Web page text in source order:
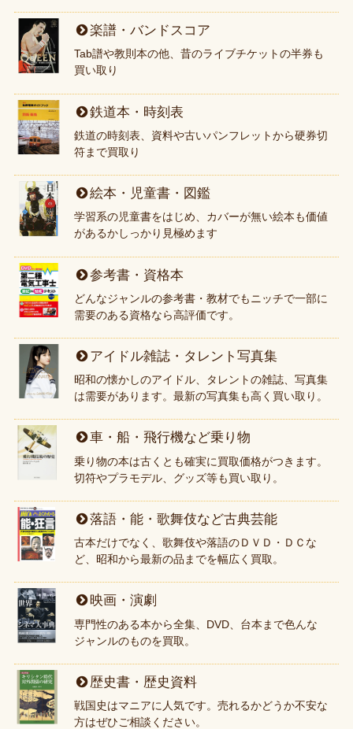
楽譜・バンドスコア
Tab譜や教則本の他、昔のライブチケットの半券も
買い取り
鉄道本・時刻表
鉄道の時刻表、資料や古いパンフレットから硬券切
符まで買取り
絵本・児童書・図鑑
学習系の児童書をはじめ、カバーが無い絵本も価値
があるかしっかり見極めます
参考書・資格本
どんなジャンルの参考書・教材でもニッチで一部に
需要のある資格なら高評価です。
アイドル雑誌・タレント写真集
昭和の懐かしのアイドル、タレントの雑誌、写真集
は需要があります。最新の写真集も高く買い取り。
車・船・飛行機など乗り物
乗り物の本は古くとも確実に買取価格がつきます。
切符やプラモデル、グッズ等も買い取り。
落語・能・歌舞伎など古典芸能
古本だけでなく、歌舞伎や落語のＤＶＤ・ＤＣな
ど、昭和から最新の品までを幅広く買取。
映画・演劇
専門性のある本から全集、DVD、台本まで色んな
ジャンルのものを買取。
歴史書・歴史資料
戦国史はマニアに人気です。売れるかどうか不安な
方はぜひご相談ください。